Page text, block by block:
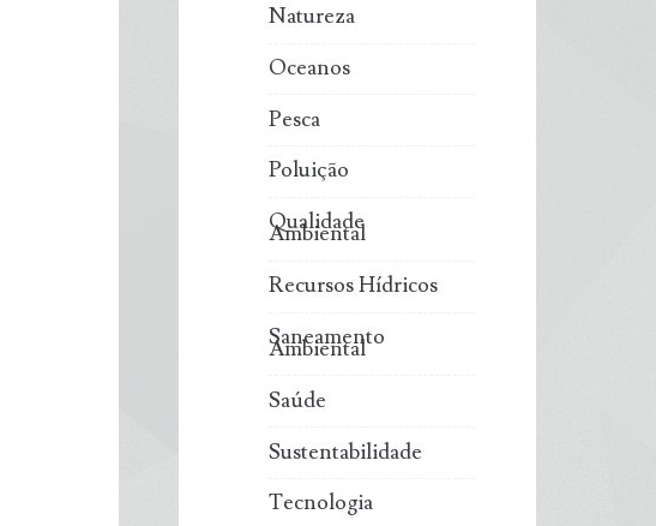
Natureza
Oceanos
Pesca
Poluição
Qualidade
Ambiental
Recursos Hídricos
Saneamento
Ambiental
Saúde
Sustentabilidade
Tecnologia